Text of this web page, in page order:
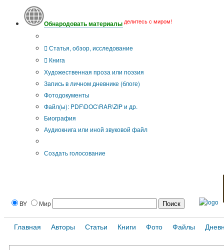
Обнародовать материалы делитесь с миром!
Статья, обзор, исследование
Книга
Художественная проза или поэзия
Запись в личном дневнике (блоге)
Фотодокументы
Файл(ы): PDF\DOC\RAR\ZIP и др.
Биография
Аудиокнига или иной звуковой файл
Создать голосование
BY Мир
Главная Авторы Статьи Книги Фото Файлы